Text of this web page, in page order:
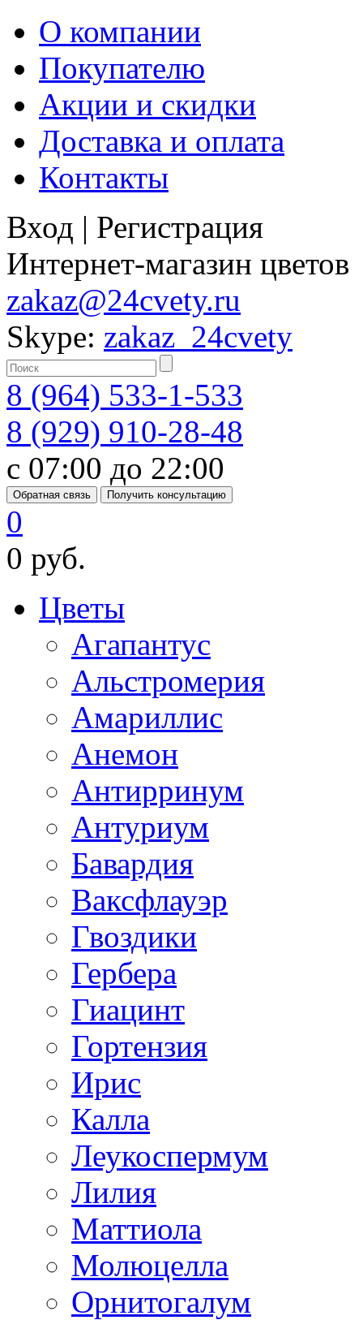
О компании
Покупателю
Акции и скидки
Доставка и оплата
Контакты
Вход | Регистрация
Интернет-магазин цветов
zakaz@24cvety.ru
Skype: zakaz_24cvety
8 (964) 533-1-533
8 (929) 910-28-48
с 07:00 до 22:00
Обратная связь Получить консультацию
0
0 руб.
Цветы
Агапантус
Альстромерия
Амариллис
Анемон
Антирринум
Антуриум
Бавардия
Ваксфлауэр
Гвоздики
Гербера
Гиацинт
Гортензия
Ирис
Калла
Леукоспермум
Лилия
Маттиола
Молюцелла
Орнитогалум